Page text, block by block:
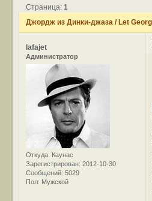
Джордж из Динки-джаза / Let
Страница:1
lafajet
Администратор
Откуда: Каунас
Зарегистрирован: 2012-10-30
Сообщений: 5029
Пол: Мужской